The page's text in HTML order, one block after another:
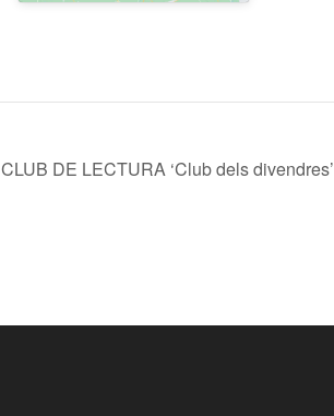
CLUB DE LECTURA ‘Club dels divendres’